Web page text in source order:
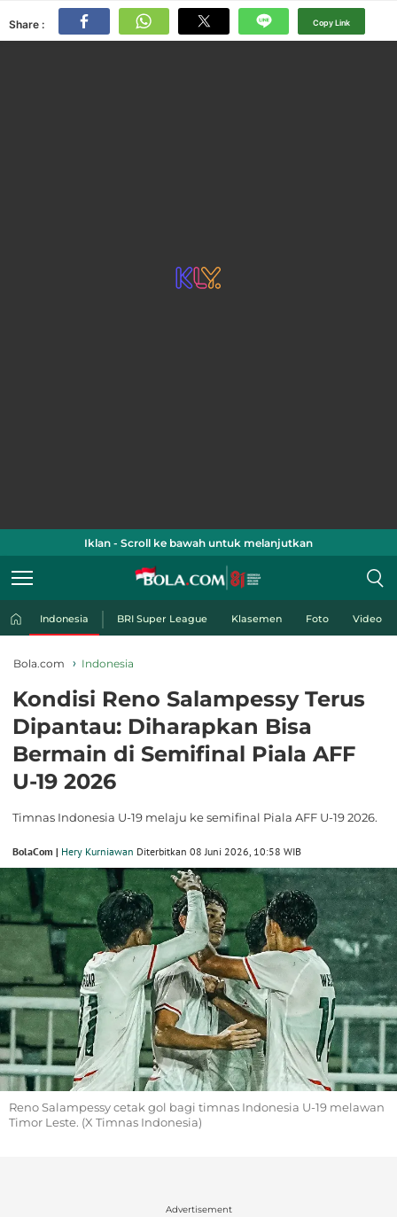
Share : Copy Link
Iklan - Scroll ke bawah untuk melanjutkan
Indonesia BRI Super League Klasemen Foto Video
Bola.com Indonesia
Kondisi Reno Salampessy Terus
Dipantau: Diharapkan Bisa
Bermain di Semifinal Piala AFF
U-19 2026
Timnas Indonesia U-19 melaju ke semifinal Piala AFF U-19 2026.
BolaCom | Hery Kurniawan Diterbitkan 08 Juni 2026, 10:58 WIB
Reno Salampessy cetak gol bagi timnas Indonesia U-19 melawan
Timor Leste. (X Timnas Indonesia)
Advertisement